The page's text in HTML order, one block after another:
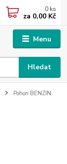
Menu
Hledat
0 ks
za 0,00 Kč
Pohon BENZIN